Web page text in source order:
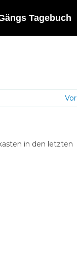
Tagebuch
Vor
in den letzten